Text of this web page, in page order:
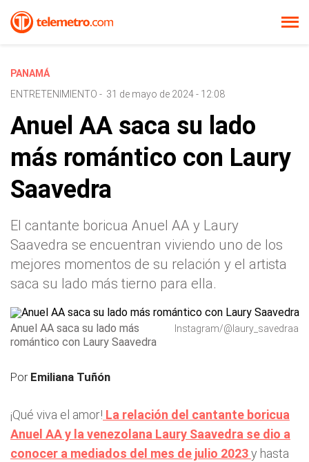
PANAMÁ
ENTRETENIMIENTO - 31 de mayo de 2024 - 12:08
Anuel AA saca su lado
más romántico con Laury
Saavedra
El cantante boricua Anuel AA y Laury
Saavedra se encuentran viviendo uno de los
mejores momentos de su relación y el artista
saca su lado más tierno para ella.
Anuel AA saca su lado más
romántico con Laury Saavedra
Instagram/@laury_savedraa
Por Emiliana Tuñón
¡Qué viva el amor! La relación del cantante boricua
Anuel AA y la venezolana Laury Saavedra se dio a
conocer a mediados del mes de julio 2023y hasta